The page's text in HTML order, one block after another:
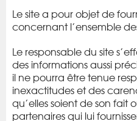
Le site a pour objet de
concernant l’ensemble
Le responsable du site
des informations aussi
il ne pourra être tenue
inexactitudes et des
qu’elles soient de son fait
partenaires qui lui